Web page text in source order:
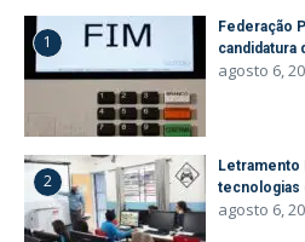
1
Federação
candidatura
agosto 6,
2
Letramento
tecnologias
agosto 6,